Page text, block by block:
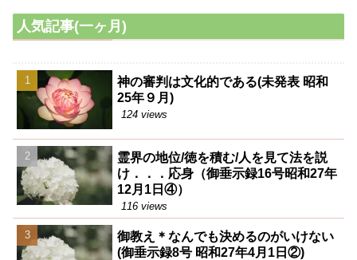
人気記事(一ヶ月)
神の審判は文化的である(未発表 昭和
25年９月)
124 views
霊界の地位/徳を積む/人を見て法を説
け．．．応身（御垂示録16号昭和27年
12月1日④）
116 views
御教え＊なんでも決めるのがいけない
(御垂示録8号 昭和27年4月1日②)